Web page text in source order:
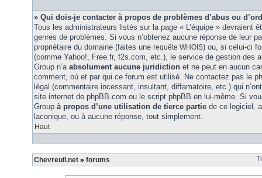
» Qui dois-je contacter à propos de problèmes d’abus ou
Tous les administrateurs listés sur la page « L’équipe » devraient
genres de problèmes. Si vous n’obtenez aucune réponse de leur
propriétaire du domaine (faites une requête WHOIS) ou, si celui-ci
(comme Yahoo!, Free.fr, f2s.com, etc.), le service de gestion des
Group n’a absolument aucune juridiction et ne peut en aucun
comment, où et par qui ce forum est utilisé. Ne contactez pas le
légal (commentaire incessant, insultant, diffamatoire, etc.) qui
site internet de phpBB.com ou le script phpBB en lui-même. Si
Group à propos d’une utilisation de tierce partie de ce logiciel,
laconique, ou à aucune réponse, tout simplement.
Haut
Chevreuil.net » forums